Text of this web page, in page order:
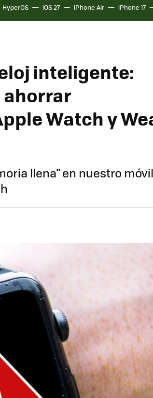
HyperOS iOS 27 iPhone Air iPhone 17
inteligente:
ahorrar
Watch y
llena" en nuestro